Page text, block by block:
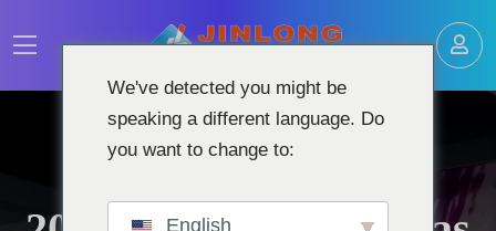
We've detected you might be
speaking a different language. Do
you want to change to:
English